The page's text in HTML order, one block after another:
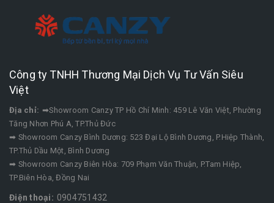
Công ty TNHH Thương Mại Dịch Vụ Tư Vấn Siêu
Việt
Địa chỉ: ➡Showroom Canzy TP Hồ Chí Minh: 459 Lê Văn Việt, Phường
Tăng Nhơn Phú A, TP.Thủ Đức
➡ Showroom Canzy Bình Dương: 523 Đại Lộ Bình Dương, P.Hiệp Thành,
TP.Thủ Dầu Một, Bình Dương
➡ Showroom Canzy Biên Hòa: 709 Phạm Văn Thuận, P.Tam Hiệp,
TP.Biên Hòa, Đồng Nai
Điện thoại: 0904751432